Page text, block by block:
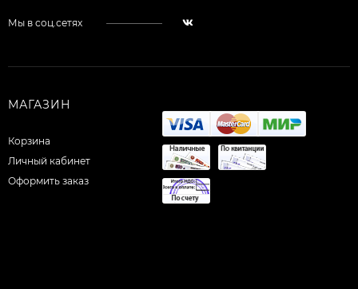
Мы в соц.сетях
МАГАЗИН
Корзина
Личный кабинет
Оформить заказ